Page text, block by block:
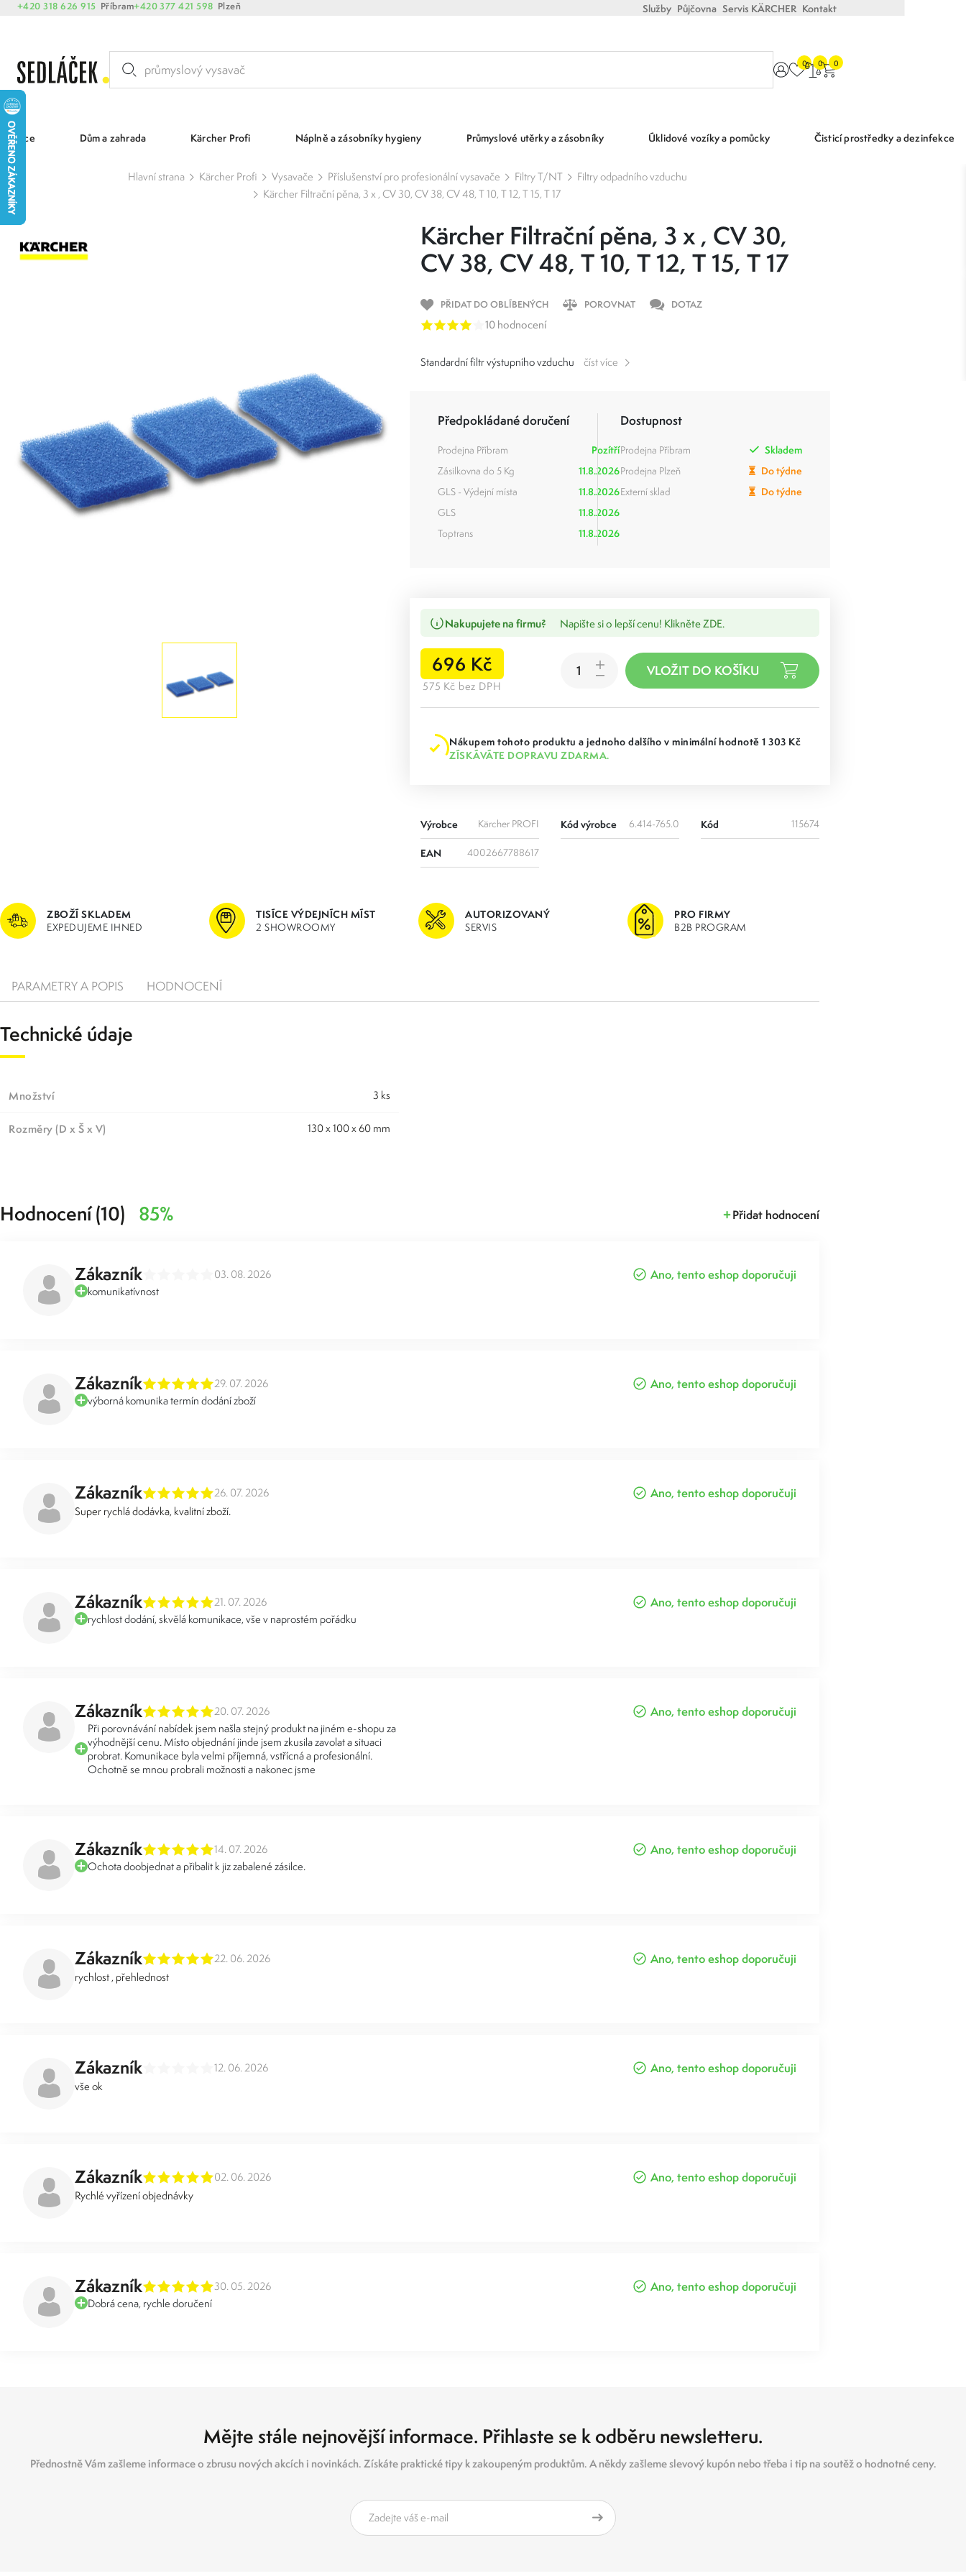
+420 318 626 915 Příbram+420 377 421 598 Plzeň Služby Půjčovna Servis KÄRCHER Kontakt
0 0 0
Akce Dům a zahrada Kärcher Profi Náplně a zásobníky hygieny Průmyslové utěrky a zásobníky Úklidové vozíky a pomůcky Čisticí prostředky a dezinfekce
Hlavní strana Kärcher Profi Vysavače Příslušenství pro profesionální vysavače Filtry T/NT
Filtry odpadního vzduchu
Kärcher Filtrační pěna, 3 x , CV 30, CV 38, CV 48, T 10, T 12, T 15, T 17
Kärcher Filtrační pěna, 3 x , CV 30,
CV 38, CV 48, T 10, T 12, T 15, T 17
PŘIDAT DO OBLÍBENÝCH POROVNAT DOTAZ
10 hodnocení
Standardní filtr výstupního vzduchu číst více
Předpokládané doručení
Prodejna Příbram
Pozítří
Zásilkovna do 5 Kg
11.8.2026
GLS - Výdejní místa
11.8.2026
GLS
11.8.2026
Toptrans
11.8.2026
Dostupnost
Prodejna Příbram
Skladem
Prodejna Plzeň
Do týdne
Externí sklad
Do týdne
Nakupujete na firmu? Napište si o lepší cenu! Klikněte ZDE.
696 Kč
575 Kč bez DPH
Nákupem tohoto produktu a jednoho dalšího v minimální hodnotě 1 303 Kč
ZÍSKÁVÁTE DOPRAVU ZDARMA.
Výrobce Kärcher PROFI Kód výrobce 6.414-765.0 Kód 115674
EAN 4002667788617
ZBOŽÍ SKLADEM
EXPEDUJEME IHNED
TISÍCE VÝDEJNÍCH MÍST
2 SHOWROOMY
AUTORIZOVANÝ
SERVIS
PRO FIRMY
B2B PROGRAM
PARAMETRY A POPIS HODNOCENÍ
Technické údaje
Množství 3 ks
Rozměry (D x Š x V) 130 x 100 x 60 mm
Hodnocení (10) 85% Přidat hodnocení
Zákazník 03. 08. 2026 Ano, tento eshop doporučuji
komunikatívnost
Zákazník 29. 07. 2026 Ano, tento eshop doporučuji
výborná komunika termín dodání zboží
Zákazník 26. 07. 2026 Ano, tento eshop doporučuji
Super rychlá dodávka, kvalitní zboží.
Zákazník 21. 07. 2026 Ano, tento eshop doporučuji
rychlost dodání, skvělá komunikace, vše v naprostém pořádku
Zákazník 20. 07. 2026 Ano, tento eshop doporučuji
Při porovnávání nabídek jsem našla stejný produkt na jiném e-shopu za
výhodnější cenu. Místo objednání jinde jsem zkusila zavolat a situaci
probrat. Komunikace byla velmi příjemná, vstřícná a profesionální.
Ochotně se mnou probrali možnosti a nakonec jsme
Zákazník 14. 07. 2026 Ano, tento eshop doporučuji
Ochota doobjednat a přibalit k jiz zabalené zásilce.
Zákazník 22. 06. 2026 Ano, tento eshop doporučuji
rychlost , přehlednost
Zákazník 12. 06. 2026 Ano, tento eshop doporučuji
vše ok
Zákazník 02. 06. 2026 Ano, tento eshop doporučuji
Rychlé vyřízení objednávky
Zákazník 30. 05. 2026 Ano, tento eshop doporučuji
Dobrá cena, rychle doručení
Mějte stále nejnovější informace. Přihlaste se k odběru newsletteru.
Přednostně Vám zašleme informace o zbrusu nových akcích i novinkách. Získáte praktické tipy k zakoupeným produktům. A někdy zašleme slevový kupón nebo třeba i tip na soutěž o hodnotné ceny.